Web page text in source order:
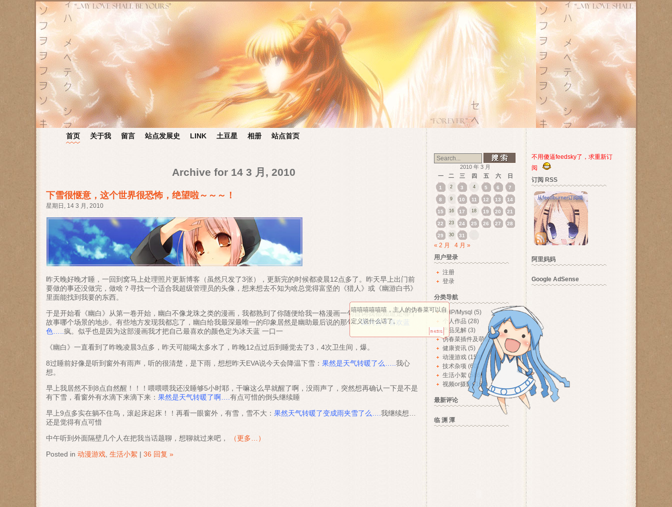
首页 关于我 留言 站点发展史 LINK 土豆星 相册 站点首页
Archive for 14 3 月, 2010
下雪很惬意，这个世界很恐怖，绝望啦～～～！
星期日, 14 3 月, 2010
昨天晚好晚才睡，一回到窝马上处理照片更新博客（虽然只发了3张），更新完的时候都凌晨12点多了。昨天早上出门前
要做的事还没做完，做啥？寻找一个适合我超级管理员的头像，想来想去不知为啥总觉得富坚的《猎人》或《幽游白书》
里面能找到我要的东西。
于是开始看《幽白》从第一卷开始，幽白不像龙珠之类的漫画，我都熟到了你随便给我一格漫画一句台词我都知道是哪个
故事哪个场景的地步。有些地方发现我都忘了，幽白给我最深最唯一的印象居然是幽助最后说的那句：因为营子喜欢蓝
色….. 疯。似乎也是因为这部漫画我才把自己最喜欢的颜色定为冰天蓝 一口一
《幽白》一直看到了昨晚凌晨3点多，昨天可能喝太多水了，昨晚12点过后到睡觉去了3，4次卫生间，爆。
8过睡前好像是听到窗外有雨声，听的很清楚，是下雨，想想昨天EVA说今天会降温下雪： 果然是天气转暖了么….. 我心
想。
早上我居然不到8点自然醒！！！喂喂喂我还没睡够5小时耶，干嘛这么早就醒了啊，没雨声了，突然想再确认一下是不是
有下雪，看窗外有水滴下来滴下来： 果然是天气转暖了啊…. 有点可惜的倒头继续睡
早上9点多实在躺不住鸟，滚起床起床！！再看一眼窗外，有雪，雪不大： 果然天气转暖了变成雨夹雪了么…. 我继续想…
还是觉得有点可惜
中午听到外面隔壁几个人在把我当话题聊，想聊就过来吧，
（更多…）
Posted in 动漫游戏 生活小絮 | 36 回复 »
2010 年 3 月
一
二 三 四 五 六 日
1 2 3 4 5 6 7
8 9 10 11 12 13 14
15 16 17 18 19 20 21
22 23 24 25 26 27 28
29 30 31
« 2 月
4 月 »
用户登录
注册
登录
分类导航
PHP/Mysql (5)
个人作品 (28)
产品见解 (3)
伪春菜插件及萌化(9)
健康资讯 (5)
动漫游戏 (159)
技术杂项 (60)
生活小絮 (586)
视频or摄影 (163)
最新评论
临 渊 潭
不用傻逼feedsky了，求重新订
阅
订阅 RSS
阿里妈妈
Google AdSense
嘻嘻嘻嘻嘻嘻，主人的伪春菜可以自
定义说什么话了。